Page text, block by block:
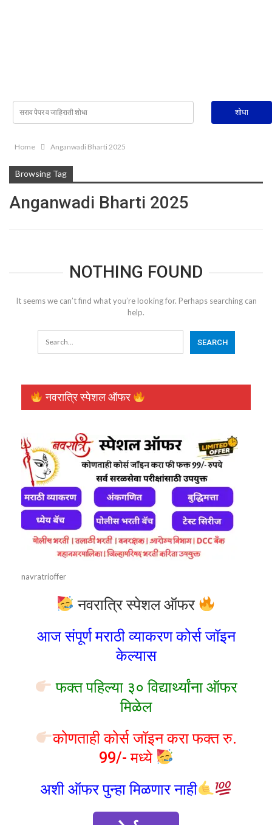
Home Anganwadi Bharti 2025
Browsing Tag
Anganwadi Bharti 2025
NOTHING FOUND
It seems we can’t find what you’re looking for. Perhaps searching can
help.
नवरात्रि स्पेशल ऑफर
navratrioffer
नवरात्रि स्पेशल ऑफर
आज संपूर्ण मराठी व्याकरण कोर्स जॉइन
केल्यास
फक्त पहिल्या ३० विद्यार्थ्यांना ऑफर
मिळेल
कोणताही कोर्स जॉइन करा फक्त रु.
99/- मध्ये
अशी ऑफर पुन्हा मिळणार नाही